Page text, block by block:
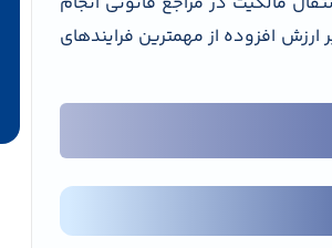
افزوده از مهمترین فرایندهای